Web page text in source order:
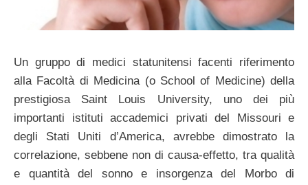
Un gruppo di medici statunitensi facenti riferimento
alla Facoltà di Medicina (o School of Medicine) della
prestigiosa Saint Louis University, uno dei più
importanti istituti accademici privati del Missouri e
degli Stati Uniti d’America, avrebbe dimostrato la
correlazione, sebbene non di causa-effetto, tra qualità
e quantità del sonno e insorgenza del Morbo di